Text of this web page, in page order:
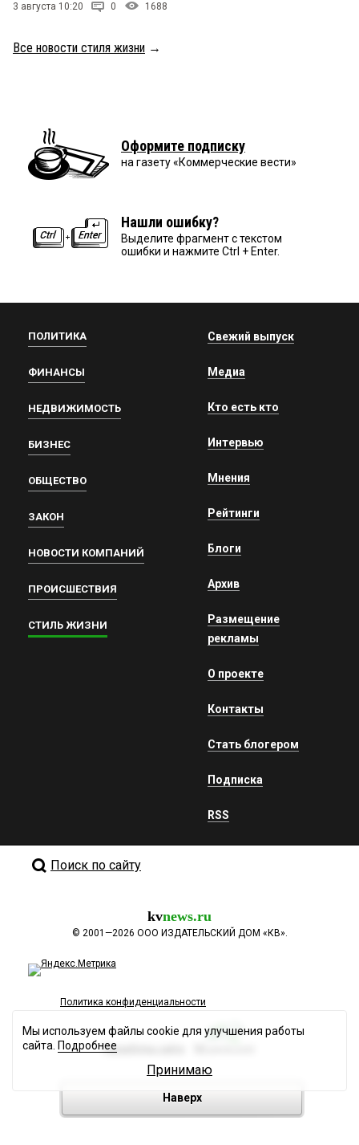
3 августа 10:20 0 1688
Все новости стиля жизни →
Оформите подписку
на газету «Коммерческие вести»
Нашли ошибку?
Выделите фрагмент с текстом
ошибки и нажмите Ctrl + Enter.
ПОЛИТИКА
ФИНАНСЫ
НЕДВИЖИМОСТЬ
БИЗНЕС
ОБЩЕСТВО
ЗАКОН
НОВОСТИ КОМПАНИЙ
ПРОИСШЕСТВИЯ
СТИЛЬ ЖИЗНИ
Свежий выпуск
Медиа
Кто есть кто
Интервью
Мнения
Рейтинги
Блоги
Архив
Размещение
рекламы
О проекте
Контакты
Стать блогером
Подписка
RSS
Поиск по сайту
kvnews.ru
© 2001—2026 ООО ИЗДАТЕЛЬСКИЙ ДОМ «КВ».
Политика конфиденциальности
Разработка сайта
Наверх
Мы используем файлы cookie для улучшения работы
сайта. Подробнее
Принимаю